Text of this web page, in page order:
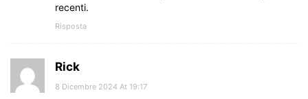
recenti.
Risposta
Rick
8 Dicembre 2024 At 19:17